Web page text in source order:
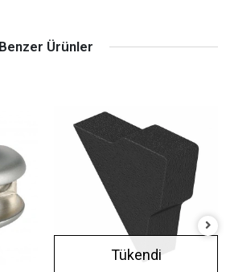
Benzer Ürünler
Tükendi